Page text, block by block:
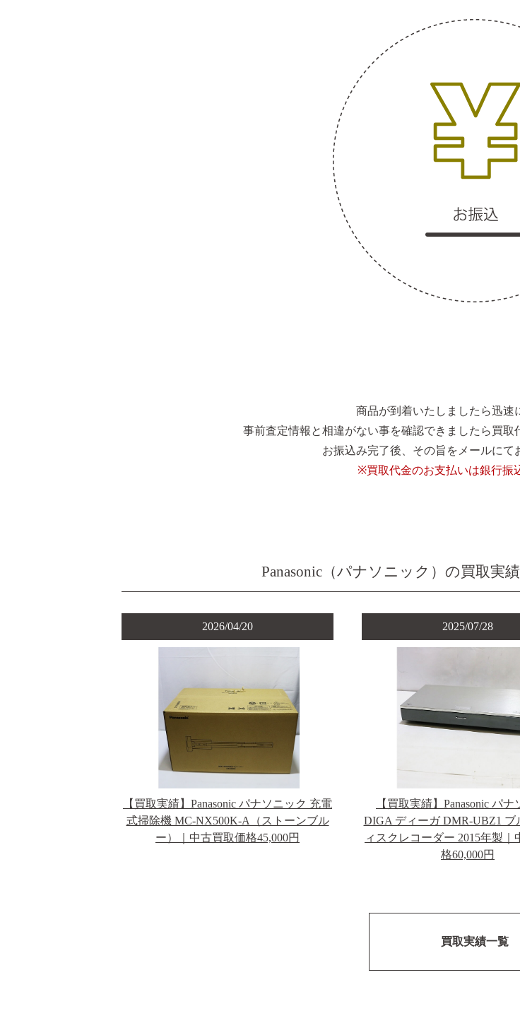
商品が到着いたしましたら迅速
事前査定情報と相違がない事を確認できましたら買取
お振込み完了後、その旨をメールにて
※買取代金のお支払いは銀行振
Panasonic（パナソニック）の買取実
2026/04/20
【買取実績】Panasonic パナソニック 充電
式掃除機 MC-NX500K-A（ストーンブル
ー）｜中古買取価格45,000円
2025/07/28
【買取実績】Panasonic パナ
DIGA ディーガ DMR-UBZ1 ブ
ィスクレコーダー 2015年製｜
格60,000円
買取実績一覧